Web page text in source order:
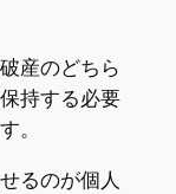
産のどちら
持する必要
。
るのが個人